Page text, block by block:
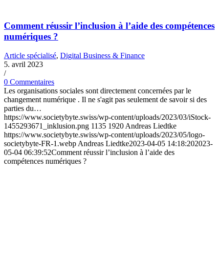
Comment réussir l’inclusion à l’aide des compétences
numériques ?
Article spécialisé, Digital Business & Finance
5. avril 2023
/
0 Commentaires
Les organisations sociales sont directement concernées par le
changement numérique . Il ne s'agit pas seulement de savoir si des
parties du…
https://www.societybyte.swiss/wp-content/uploads/2023/03/iStock-
1455293671_inklusion.png 1135 1920 Andreas Liedtke
https://www.societybyte.swiss/wp-content/uploads/2023/05/logo-
societybyte-FR-1.webp Andreas Liedtke2023-04-05 14:18:202023-
05-04 06:39:52Comment réussir l’inclusion à l’aide des
compétences numériques ?